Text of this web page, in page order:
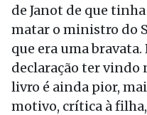
de Janot de que
matar o ministro do
que era uma bravata.
declaração ter vindo
livro é ainda pior,
motivo, crítica à